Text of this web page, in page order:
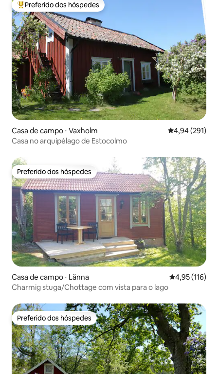
Entre os melhores preferidos dos hóspedes
Preferido dos hóspedes
Casa de campo ⋅ Vaxholm 4,94 de uma
4,94 (291)
Casa no arquipélago de Estocolmo
Preferido dos hóspedes
Preferido dos hóspedes
Casa de campo ⋅ Länna 4,95 de uma
4,95 (116)
Charmig stuga/Chottage com vista para o lago
Preferido dos hóspedes
Preferido dos hóspedes